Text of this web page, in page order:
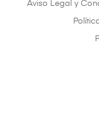
Aviso Legal y